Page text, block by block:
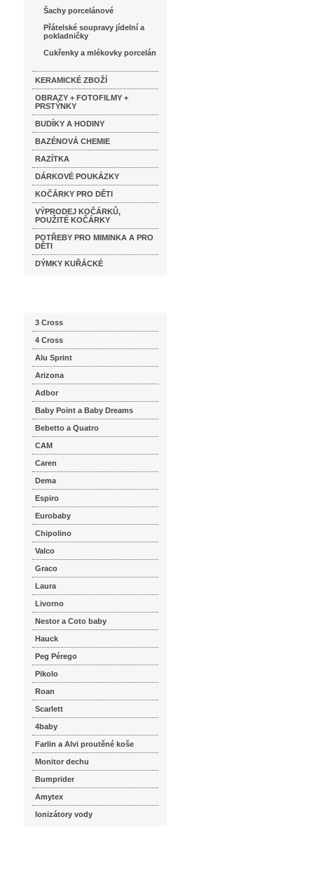
Šachy porcelánové
Přátelské soupravy jídelní a
pokladničky
Cukřenky a mlékovky porcelán
KERAMICKÉ ZBOŽÍ
OBRAZY + FOTOFILMY +
PRSTÝNKY
BUDÍKY A HODINY
BAZÉNOVÁ CHEMIE
RAZÍTKA
DÁRKOVÉ POUKÁZKY
KOČÁRKY PRO DĚTI
VÝPRODEJ KOČÁRKŮ,
POUŽITÉ KOČÁRKY
POTŘEBY PRO MIMINKA A PRO
DĚTI
DÝMKY KUŘÁCKÉ
3 Cross
4 Cross
Alu Sprint
Arizona
Adbor
Baby Point a Baby Dreams
Bebetto a Quatro
CAM
Caren
Dema
Espiro
Eurobaby
Chipolino
Valco
Graco
Laura
Livorno
Nestor a Coto baby
Hauck
Peg Pérego
Pikolo
Roan
Scarlett
4baby
Farlin a Alvi proutěné koše
Monitor dechu
Bumprider
Amytex
Ionizátory vody